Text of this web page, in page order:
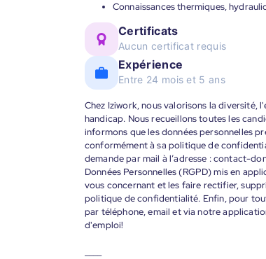
Connaissances thermiques,
Certificats
Aucun certificat requis
Expérience
Entre 24 mois et 5 ans
Chez Iziwork, nous valorisons la diversité,
handicap. Nous recueillons toutes les
informons que les données personnelles
conformément à sa politique de
demande par mail à l’adresse : contact-
Données Personnelles (RGPD) mis en
vous concernant et les faire rectifier,
politique de confidentialité. Enfin, pour
par téléphone, email et via notre
d'emploi!